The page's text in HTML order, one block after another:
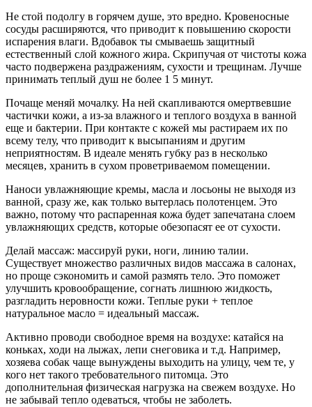
Не стой подолгу в горячем душе, это вредно. Кровеносные
сосуды расширяются, что приводит к повышению скорости
испарения влаги. Вдобавок ты смываешь защитный
естественный слой кожного жира. Скрипучая от чистоты кожа
часто подвер­жена раздражениям, сухости и трещинам. Лучше
принимать теплый душ не более 1 5 минут.
Почаще меняй мочалку. На ней скапливаются омертвевшие
частички кожи, а из-за влажного и те­плого воздуха в ванной
еще и бактерии. При кон­такте с кожей мы растираем их по
всему телу, что приводит к высыпаниям и другим
неприятностям. В идеале менять губку раз в несколько
месяцев, хранить в сухом проветриваемом помещении.
Наноси увлажняющие кремы, масла и лосьоны не выходя из
ванной, сразу же, как только вытер­лась полотенцем. Это
важно, потому что распарен­ная кожа будет запечатана слоем
увлажняющих средств, которые обезопасят ее от сухости.
Делай массаж: массируй руки, ноги, линию талии.
Существует множество различных видов мас­сажа в салонах,
но проще сэкономить и самой раз­мять тело. Это поможет
улучшить кровообращение, согнать лишнюю жидкость,
разгладить неровности кожи. Теплые руки + теплое
натуральное масло = идеальный массаж.
Активно проводи свободное время на воздухе: катайся на
коньках, ходи на лыжах, лепи снеговика и т.д. Например,
хозяева собак чаще вынуждены выходить на улицу, чем те, у
кого нет такого требо­вательного питомца. Это
дополнительная физиче­ская нагрузка на свежем воздухе. Но
не забывай тепло одеваться, чтобы не заболеть.